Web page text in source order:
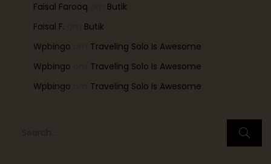
Faisal Farooq
Butik
Faisal F.
Butik
Wpbingo
Traveling Solo Is Awesome
Wpbingo
Traveling Solo Is Awesome
Wpbingo
Traveling Solo Is Awesome